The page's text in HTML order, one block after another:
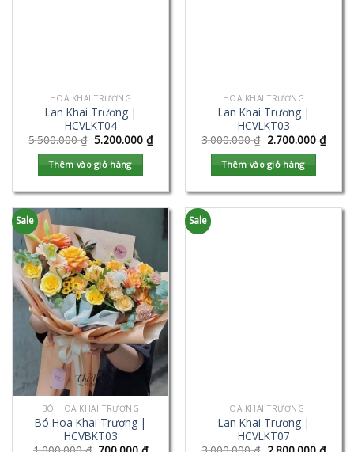
HOA KHAI TRƯƠNG
Lan Khai Trương |
HCVLKT04
5.500.000₫ 5.200.000 ₫
Thêm vào giỏ hàng
HOA KHAI TRƯƠNG
Lan Khai Trương |
HCVLKT03
3.000.000₫ 2.700.000 ₫
Thêm vào giỏ hàng
Sale
BÓ HOA KHAI TRƯƠNG
Bó Hoa Khai Trương |
HCVBKT03
Sale
HOA KHAI TRƯƠNG
Lan Khai Trương |
HCVLKT07